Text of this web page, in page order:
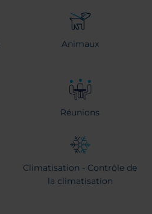
Animaux
Réunions
Climatisation - Contrôle de
la climatisation